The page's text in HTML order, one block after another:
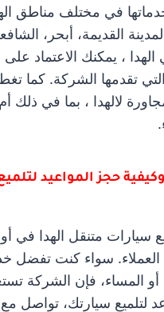
في مختلف مناطق
القديمة، أبحر،
، يمكنك الاعتماد
التي تقدمها الشركة. كما
لالهدا ، بما في ذلك
حجز المواعيد
سيارات متنقل الهدا في
سواء كنت تفضل
المساء، فإن الشركة
لتلميع سيارتك، تواصل